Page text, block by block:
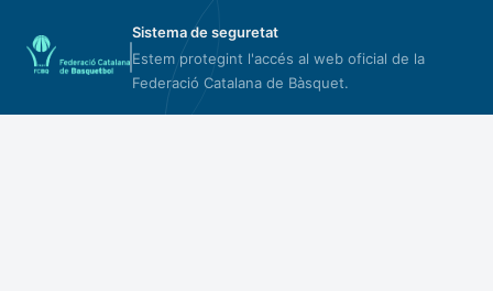
Sistema de seguretat
Estem protegint l'accés al web oficial de la
Federació Catalana de Bàsquet.